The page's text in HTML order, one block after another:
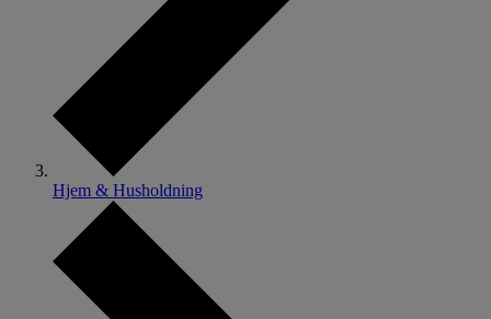
Hjem & Husholdning